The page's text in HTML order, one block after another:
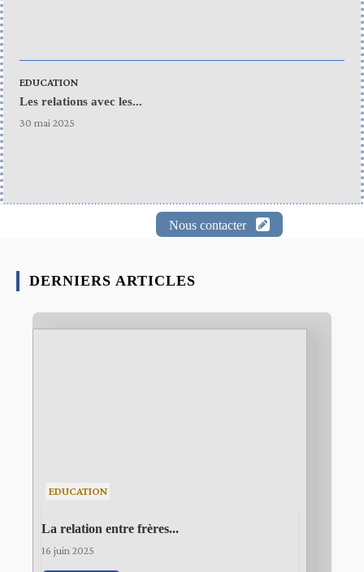
EDUCATION
Les relations avec les...
30 mai 2025
Nous contacter
DERNIERS ARTICLES
EDUCATION
La relation entre frères...
16 juin 2025